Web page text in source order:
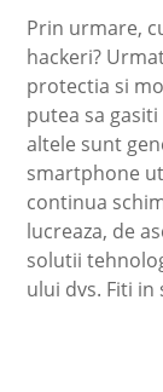
Prin urmare,
hackeri?
protectia si
putea sa
altele sunt
smartphone
continua
lucreaza, de
solutii
ului dvs. Fiti